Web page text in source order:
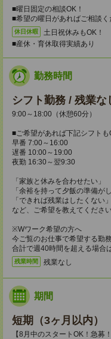
■曜日固定の相談OK！
■希望の曜日があればご相談く
休日休暇
土日祝休みもOK！
■産休・育休取得実績あり
勤務時間
シフト勤務 / 残業な
9:00～18:00（休憩60分）
■ご希望があれば下記シフトも
早番 7:00～16:00
遅番 10:00～19:00
夜勤 16:30～翌9:30
「家族と休みを合わせたい」
「余裕を持って夕飯の準備が
「できれば残業はしたくない」
など、ご希望を教えてください
※Wワーク希望の方へ
今ご覧のお仕事で希望する勤
合計で週40時間を超える場合
残業時間 残業なし
期間
短期（3ヶ月以内）
【8月中のスタートOK！急